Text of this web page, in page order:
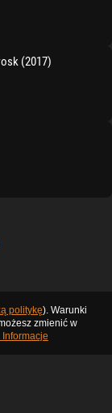
(2017)
politykę). Warunki
zmienić w
Informacje